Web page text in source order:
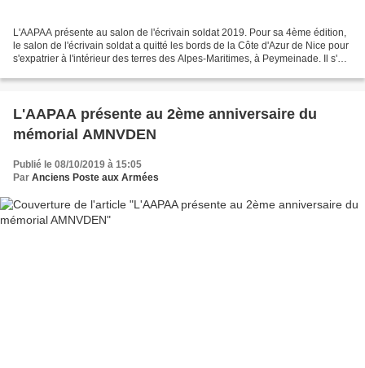
L'AAPAA présente au salon de l'écrivain soldat 2019. Pour sa 4ème édition,
le salon de l'écrivain soldat a quitté les bords de la Côte d'Azur de Nice pour
s'expatrier à l'intérieur des terres des Alpes-Maritimes, à Peymeinade. Il s'est
L'AAPAA présente au 2ème anniversaire du
mémorial AMNVDEN
Publié le 08/10/2019 à 15:05
Par Anciens Poste aux Armées